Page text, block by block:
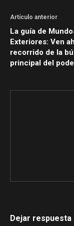
Artículo anterior
La guía de
Exteriores: Ven
recorrido de la
principal del
Dejar respuesta